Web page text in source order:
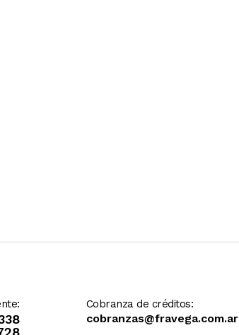
Cobranza de créditos:
cobranzas@fravega.com.ar